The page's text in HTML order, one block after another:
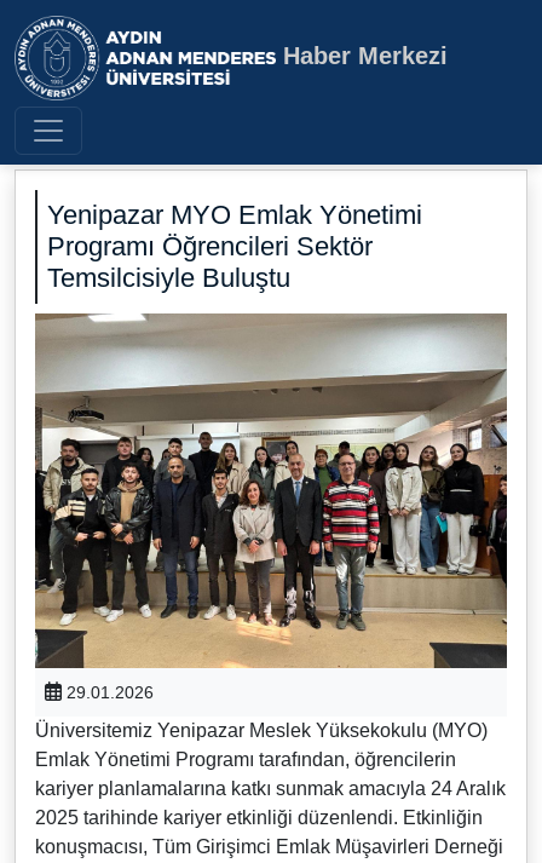
Aydın Adnan Menderes
Haber Merkezi
Yenipazar MYO Emlak Yönetimi
Programı Öğrencileri Sektör
Temsilcisiyle Buluştu
29.01.2026
Üniversitemiz Yenipazar Meslek Yüksekokulu (MYO)
Emlak Yönetimi Programı tarafından, öğrencilerin
kariyer planlamalarına katkı sunmak amacıyla 24 Aralık
2025 tarihinde kariyer etkinliği düzenlendi. Etkinliğin
konuşmacısı, Tüm Girişimci Emlak Müşavirleri Derneği